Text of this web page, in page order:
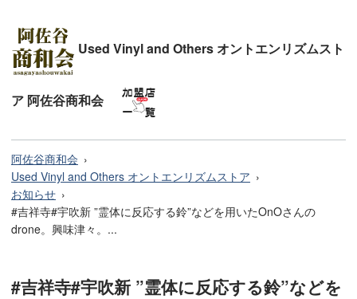
Used Vinyl and Others オントエンリズムスト
ア 阿佐谷商和会
阿佐谷商和会
Used Vinyl and Others オントエンリズムストア
お知らせ
#吉祥寺#宇吹新 ”霊体に反応する鈴”などを用いたOnOさんの
drone。興味津々。...
#吉祥寺#宇吹新 ”霊体に反応する鈴”などを